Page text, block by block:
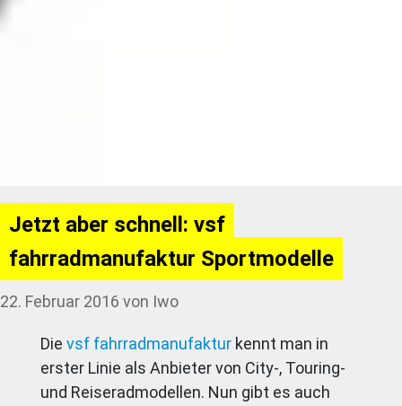
Jetzt aber schnell: vsf
fahrradmanufaktur Sportmodelle
22. Februar 2016 von Iwo
Die vsf fahrradmanufaktur kennt man in
erster Linie als Anbieter von City-, Touring-
und Reiseradmodellen. Nun gibt es auch